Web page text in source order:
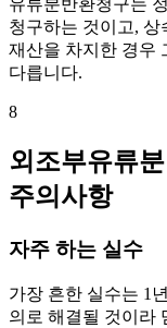
청구하는 것이고,
재산을 차지한 경우
다릅니다.
8
외조부유류
주의사항
자주 하는 실수
가장 흔한 실수는 1
의로 해결될 것이라